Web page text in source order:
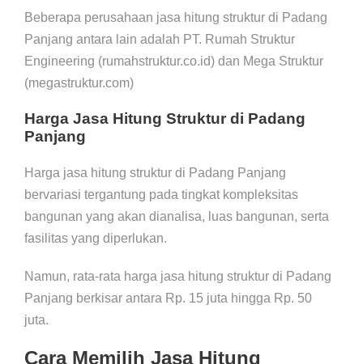
Beberapa perusahaan jasa hitung struktur di Padang
Panjang antara lain adalah PT. Rumah Struktur
Engineering (rumahstruktur.co.id) dan Mega Struktur
(megastruktur.com)
Harga Jasa Hitung Struktur di Padang
Panjang
Harga jasa hitung struktur di Padang Panjang
bervariasi tergantung pada tingkat kompleksitas
bangunan yang akan dianalisa, luas bangunan, serta
fasilitas yang diperlukan.
Namun, rata-rata harga jasa hitung struktur di Padang
Panjang berkisar antara Rp. 15 juta hingga Rp. 50
juta.
Cara Memilih Jasa Hitung